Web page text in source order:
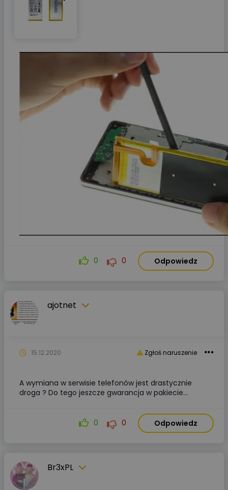
0 0 Odpowiedz
ajotnet
Zgłoś naruszenie
15.12.2020
A wymiana w serwisie telefonów jest drastycznie
droga ? Do tego jeszcze gwarancja w pakiecie...
0 0 Odpowiedz
Br3xPL